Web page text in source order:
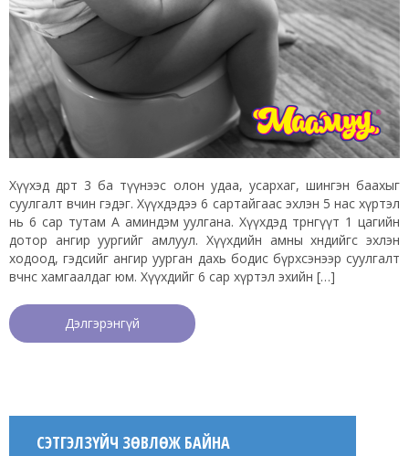
Хүүхэд өдөрт 3 ба түүнээс олон удаа, усархаг, шингэн баахыг
суулгалт өвчин гэдэг. Хүүхдэдээ 6 сартайгаас эхлэн 5 нас хүртэл
нь 6 сар тутам А аминдэм уулгана. Хүүхдэд төрөнгүүт 1 цагийн
дотор ангир уургийг амлуул. Хүүхдийн амны хөндийгөөс эхлэн
ходоод, гэдсийг ангир уурган дахь бодис бүрхсэнээр суулгалт
өвчнөөс хамгаалдаг юм. Хүүхдийг 6 сар хүртэл эхийн […]
Дэлгэрэнгүй
СЭТГЭЛЗҮЙЧ ЗӨВЛӨЖ БАЙНА